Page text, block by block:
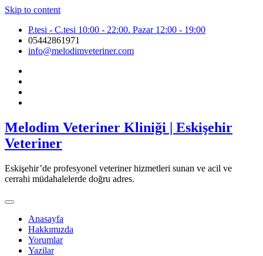
Skip to content
P.tesi - C.tesi 10:00 - 22:00. Pazar 12:00 - 19:00
05442861971
info@melodimveteriner.com
Melodim Veteriner Kliniği | Eskişehir
Veteriner
Eskişehir’de profesyonel veteriner hizmetleri sunan ve acil ve
cerrahi müdahalelerde doğru adres.
Anasayfa
Hakkımızda
Yorumlar
Yazilar